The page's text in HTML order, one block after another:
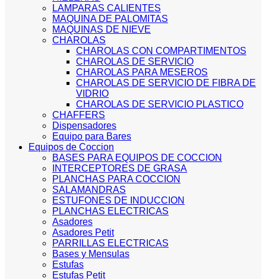
LAMPARAS CALIENTES
MAQUINA DE PALOMITAS
MAQUINAS DE NIEVE
CHAROLAS
CHAROLAS CON COMPARTIMENTOS
CHAROLAS DE SERVICIO
CHAROLAS PARA MESEROS
CHAROLAS DE SERVICIO DE FIBRA DE
VIDRIO
CHAROLAS DE SERVICIO PLASTICO
CHAFFERS
Dispensadores
Equipo para Bares
Equipos de Coccion
BASES PARA EQUIPOS DE COCCION
INTERCEPTORES DE GRASA
PLANCHAS PARA COCCION
SALAMANDRAS
ESTUFONES DE INDUCCION
PLANCHAS ELECTRICAS
Asadores
Asadores Petit
PARRILLAS ELECTRICAS
Bases y Mensulas
Estufas
Estufas Petit